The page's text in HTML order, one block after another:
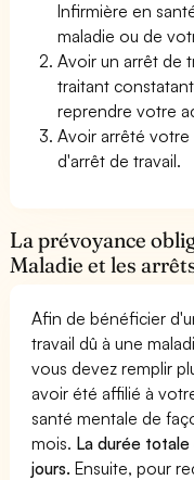
Infirmière en
maladie ou de
Avoir un arrêt de
traitant
reprendre votre
Avoir arrêté
d'arrêt de travail.
La prévoyance
Maladie et les
Afin de bénéficier
travail dû à une
vous devez remplir
avoir été affilié à
santé mentale de
mois. La durée
jours. Ensuite, pour